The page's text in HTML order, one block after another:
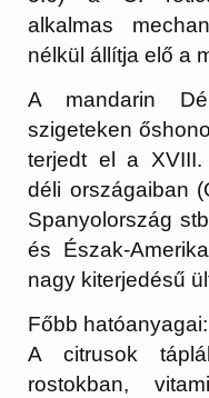
alkalmas
nélkül állítja elő a
A mandarin
szigeteken
terjedt el a XVIII.
déli országaiban
Spanyolország
és Észak-
nagy kiterjedésű
Főbb hatóanyagai:
A citrusok
rostokban,